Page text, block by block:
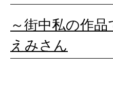
～街中私の作
えみさん